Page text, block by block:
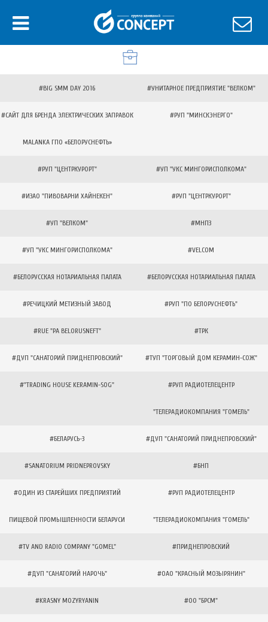
#BIG SMM DAY 2016 #УНИТАРНОЕ ПРЕДПРИЯТИЕ "ВЕЛКОМ"
#САЙТ ДЛЯ БРЕНДА ЭЛЕКТРИЧЕСКИХ ЗАПРАВОК
MALANKA ГПО «БЕЛОРУСНЕФТЬ»
#РУП "МИНСКЭНЕРГО"
#РУП "ЦЕНТРКУРОРТ" #УП "УКС МИНГОРИСПОЛКОМА"
#ИЗАО "ПИВОВАРНИ ХАЙНЕКЕН" #РУП "ЦЕНТРКУРОРТ"
#УП "ВЕЛКОМ" #МНПЗ
#УП "УКС МИНГОРИСПОЛКОМА" #VELCOM
#БЕЛОРУССКАЯ НОТАРИАЛЬНАЯ ПАЛАТА #БЕЛОРУССКАЯ НОТАРИАЛЬНАЯ ПАЛАТА
#РЕЧИЦКИЙ МЕТИЗНЫЙ ЗАВОД #РУП "ПО БЕЛОРУСНЕФТЬ"
#RUE "PA BELORUSNEFT" #ТРК
#ДУП "САНАТОРИЙ ПРИДНЕПРОВСКИЙ" #ТУП "ТОРГОВЫЙ ДОМ КЕРАМИН-СОЖ"
#"TRADING HOUSE KERAMIN-SOG" #РУП РАДИОТЕЛЕЦЕНТР
"ТЕЛЕРАДИОКОМПАНИЯ "ГОМЕЛЬ"
#БЕЛАРУСЬ-3 #ДУП "САНАТОРИЙ ПРИДНЕПРОВСКИЙ"
#SANATORIUM PRIDNEPROVSKY #БНП
#ОДИН ИЗ СТАРЕЙШИХ ПРЕДПРИЯТИЙ
ПИЩЕВОЙ ПРОМЫШЛЕННОСТИ БЕЛАРУСИ
#РУП РАДИОТЕЛЕЦЕНТР
"ТЕЛЕРАДИОКОМПАНИЯ "ГОМЕЛЬ"
#TV AND RADIO COMPANY "GOMEL" #ПРИДНЕПРОВСКИЙ
#ДУП "САНАТОРИЙ НАРОЧЬ" #ОАО "КРАСНЫЙ МОЗЫРЯНИН"
#KRASNY MOZYRYANIN #ОО "БРСМ"